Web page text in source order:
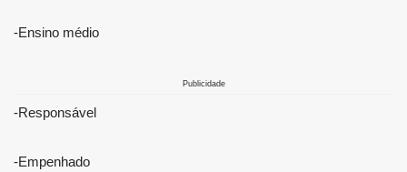
-Ensino médio
Publicidade
-Responsável
-Empenhado